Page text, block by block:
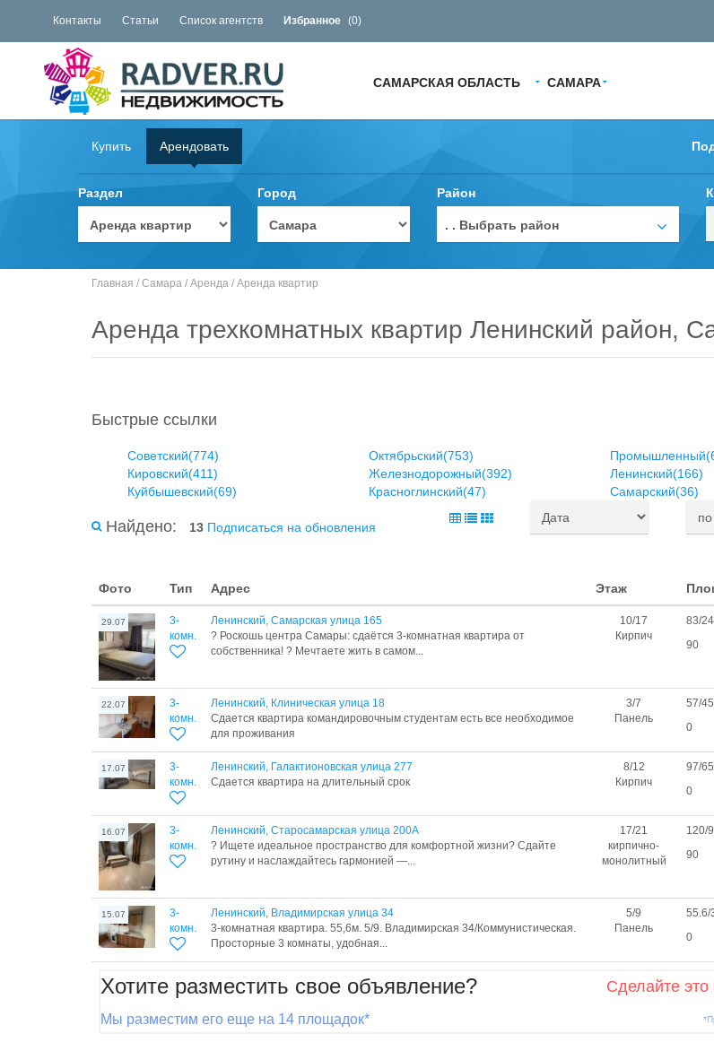
Контакты Статьи Список агентств Избранное (0)
САМАРСКАЯ ОБЛАСТЬ САМАРА
Купить Арендовать
Раздел Город Район
. . Выбрать район
Главная / Самара / Аренда / Аренда квартир
Аренда трехкомнатных квартир Ленинский район,
Быстрые ссылки
Советский(774) Октябрьский(753)
Кировский(411)
Железнодорожный(392)
Ленинский(166)
Куйбышевский(69)
Красноглинский(47) Самарский(36)
Найдено: 13 Подписаться на обновления
Фото Тип Адрес Этаж
29.07
3-
комн.
Ленинский, Самарская улица 165
?️ Роскошь центра Самары: сдаётся 3‑комнатная квартира от
собственника! ?️ Мечтаете жить в самом...
10/17
Кирпич
83/
90
22.07
3-
комн.
Ленинский, Клиническая улица 18
Сдается квартира командировочным студентам есть все необходимое
для проживания
3/7
Панель
57/
0
17.07
3-
комн.
Ленинский, Галактионовская улица 277
Сдается квартира на длительный срок
8/12
Кирпич
97/
0
16.07
3-
комн.
Ленинский, Старосамарская улица 200А
? Ищете идеальное пространство для комфортной жизни? Сдайте
рутину и наслаждайтесь гармонией —...
17/21
кирпично-
монолитный
120/
90
15.07
3-
комн.
Ленинский, Владимирская улица 34
3-комнатная квартира. 55,6м. 5/9. Владимирская 34/Коммунистическая.
Пpoстopныe 3 кoмнаты, удобная...
5/9
Панель
55.6/
0
Хотите разместить свое объявление?
Мы разместим его еще на 14 площадок*
Сделайте